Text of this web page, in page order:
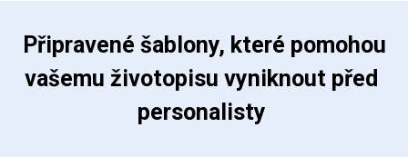
vašemu životopisu vyniknout před
personalisty